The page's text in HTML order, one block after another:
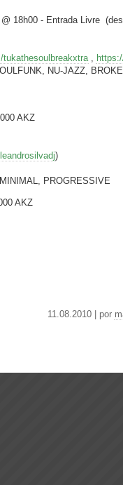
18h00 - Entrada Livre
,
NU-JAZZ,
AKZ
)
PROGRESSIVE
AKZ
11.08.2010 | por